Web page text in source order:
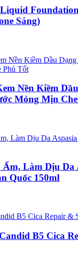
Sáng)
Nền Kiềm
Mỏng Mịn
Làm Dịu Da
Quốc 150ml
B5 Cica